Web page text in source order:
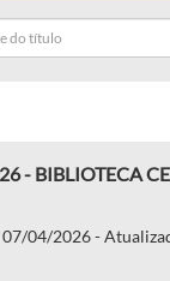
- BIBLIOTECA
04/2026 -